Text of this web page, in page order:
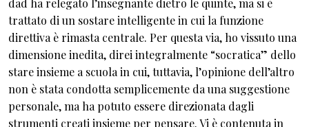
dad ha relegato l’insegnante dietro le quinte, ma si è
trattato di un sostare intelligente in cui la funzione
direttiva è rimasta centrale. Per questa via, ho vissuto una
dimensione inedita, direi integralmente “socratica” dello
stare insieme a scuola in cui, tuttavia, l’opinione dell’altro
non è stata condotta semplicemente da una suggestione
personale, ma ha potuto essere direzionata dagli
strumenti creati insieme per pensare. Vi è contenuta in